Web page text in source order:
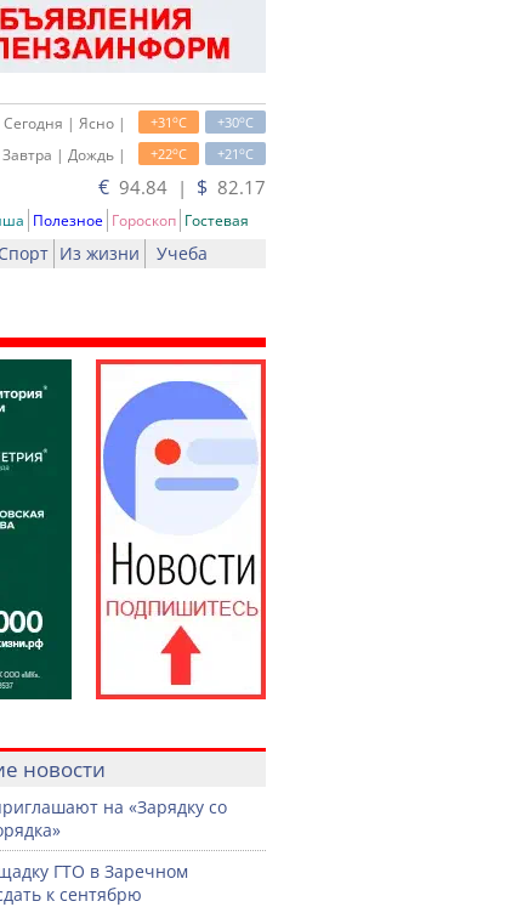
+30oC
+31oC
| Ясно |
+21oC
+22oC
Завтра | Дождь |
€ 94.84 | $ 82.17
Полезное Гороскоп Гостевая
Спорт Из жизни Учеба
новости
на «Зарядку со
ГТО в Заречном
к сентябрю